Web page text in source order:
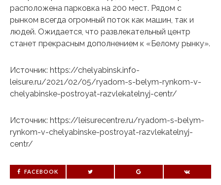
расположена парковка на 200 мест. Рядом с
рынком всегда огромный поток как машин, так и
людей. Ожидается, что развлекательный центр
станет прекрасным дополнением к «Белому рынку».
Источник: https://chelyabinsk.info-
leisure.ru/2021/02/05/ryadom-s-belym-rynkom-v-
chelyabinske-postroyat-razvlekatelnyj-centr/
Источник: https://leisurecentre.ru/ryadom-s-belym-
rynkom-v-chelyabinske-postroyat-razvlekatelnyj-
centr/
FACEBOOK